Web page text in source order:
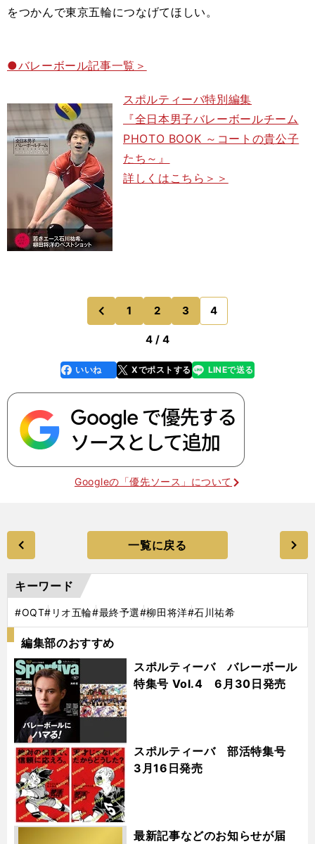
をつかんで東京五輪につなげてほしい。
●バレーボール記事一覧＞
スポルティーバ特別編集
『全日本男子バレーボールチーム
PHOTO BOOK ～コートの貴公子
たち～』
詳しくはこちら＞＞
前
のページへ
1 2 3 4
4 / 4
faceboo
k
いいね Xでポストする
line LINEで送る
Googleの「優先ソース」について
一覧に戻る
キーワード
#OQT#リオ五輪#最終予選#柳田将洋#石川祐希
編集部のおすすめ
スポルティーバ バレーボール
特集号 Vol.4 6月30日発売
スポルティーバ 部活特集号
3月16日発売
最新記事などのお知らせが届